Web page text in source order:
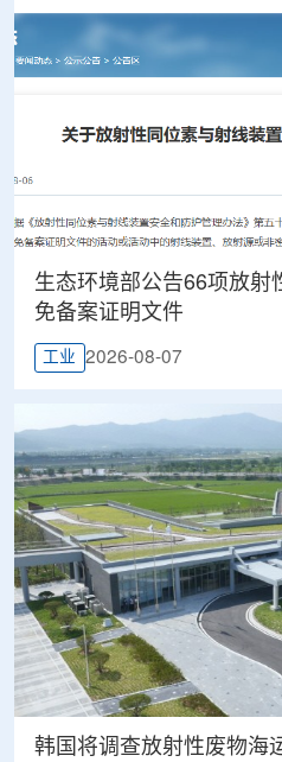
生态环境部公告66项放射
免备案证明文件
工业 2026-08-07
韩国将调查放射性废物海